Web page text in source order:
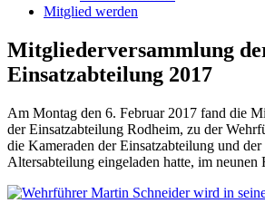
Mitglied werden
Mitgliederversammlung
Einsatzabteilung 2017
Am Montag den 6. Februar 2017 fand die
derEinsatzabteilung Rodheim, zu der
die Kameraden der Einsatzabteilung und
Altersabteilung eingeladen hatte, im neunen